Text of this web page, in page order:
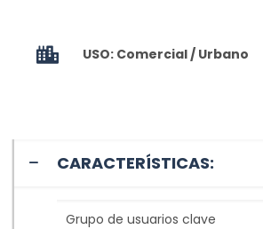
USO: Comercial / Urbano
CARACTERÍSTICAS:
Grupo de usuarios clave